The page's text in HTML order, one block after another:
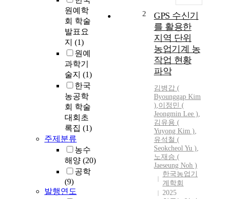
원예학
회 학술
발표요
지 (1)
원예
과학기
술지 (1)
한국
농공학
회 학술
대회초
록집 (1)
주제분류
농수
해양 (20)
공학
(9)
발행연도
2
GPS 수신기
를 활용한
지역 단위
농업기계 농
작업 현황
파악
김병갑 (
Byounggap Kim
),이정민 (
Jeongmin Lee ),
김유용 (
Yuyong Kim ),
유석철 (
Seokcheol Yu ),
노재승 (
Jaeseung Noh )
한국농업기
계학회
2025